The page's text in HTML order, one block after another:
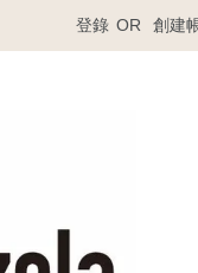
登錄 OR 創建